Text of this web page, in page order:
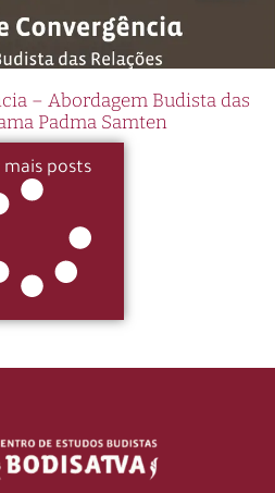
– Abordagem Budista das
Padma Samten
mais posts